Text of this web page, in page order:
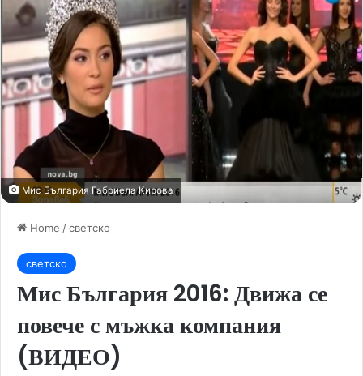
Мис България Габриела Кирова
Home /светско
светско
Мис България 2016: Движа се
повече с мъжка компания
(ВИДЕО)